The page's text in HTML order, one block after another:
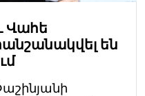
Վահե
են